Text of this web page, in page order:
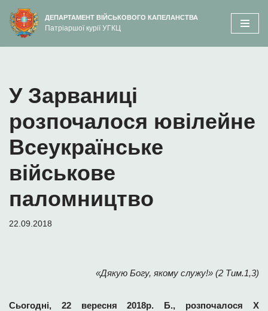
вмісту
Перейти
до
ДЕПАРТАМЕНТ ВІЙСЬКОВОГО КАПЕЛАНСТВА
Патріаршої курії УГКЦ
У Зарваниці
розпочалося ювілейне
Всеукраїнське
військове
паломництво
22.09.2018
«Дякую Богу, якому служу!» (2 Тим.1,3)
Сьогодні, 22 вересня 2018р. Б., розпочалося Х